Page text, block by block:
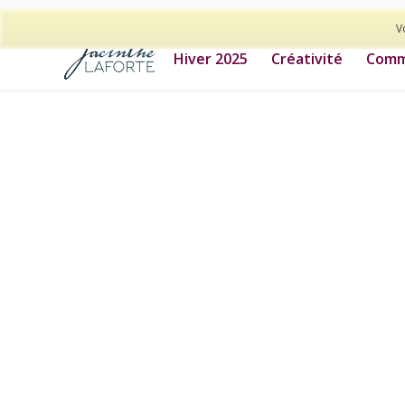
514-278-9938
Hiver 2025 Créativité